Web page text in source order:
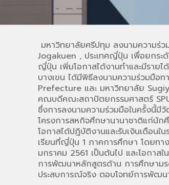
มหาวิทยาลัยศรีปทุม ลงนามความร่
Jogakuen , ประเทศญี่ปุ่น เพื่อยกระ
ญี่ปุ่น เพิ่มโอกาสได้งานทำและมีรา
บางเขน ได้มีพิธีลงนามความร่วมมือ
Prefecture และ มหาวิทยาลัย
คณบดีคณะสถาปัตยกรรมศาสตร์
ซึ่งการลงนามความร่วมมือในครั้งนี้
โครงการสหกิจศึกษานานาชาติแก่นั
โอกาสได้ปฎิบัติงานและรับเงินเดือน
เรียนที่ญี่ปุ่น 1 ภาคการศึกษา โดยทา
มกราคม 2561 เป็นต้นไป และโอกา
การพัฒนาหลักสูตรด้าน การศึกษามร
ประสบการณ์จริง ตอบโจทย์การพัฒ